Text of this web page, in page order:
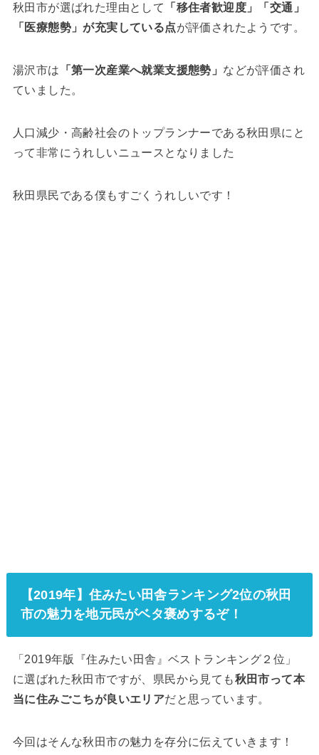
秋田市が選ばれた理由として
「移住者歓迎度」「交通」
「医療態勢」が充実している点が評価されたようです。
湯沢市は 「第一次産業へ就業支援態勢」 などが評価され
ていました。
人口減少・高齢社会のトップランナーである秋田県にと
って非常にうれしいニュースとなりました
秋田県民である僕もすごくうれしいです！
【2019年】住みたい田舎ランキング2位の秋田
市の魅力を地元民がベタ褒めするぞ！
「2019年版『住みたい田舎』ベストランキング２位」
に選ばれた秋田市ですが、県民から見ても秋田市って本
当に住みごこちが良いエリアだと思っています。
今回はそんな秋田市の魅力を存分に伝えていきます！